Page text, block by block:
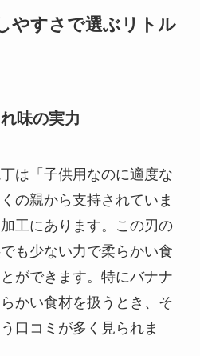
やすさで選ぶリトル
味の実力
は「子供用なのに適度な
の親から支持されていま
工にあります。この刃の
も少ない力で柔らかい食
ができます。特にバナナ
かい食材を扱うとき、そ
口コミが多く見られま